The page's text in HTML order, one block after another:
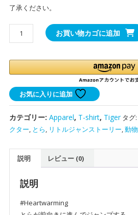
了承ください。
わ
い
虎
の
オ
バ
ー
T
お買い物カゴに追加
お気に入りに追加
カテゴリー: Apparel, T-shirt, Tiger タグ:
クター, とら, リトルジャンストーリー,動物
説明 レビュー (0)
説明
#Heartwarming